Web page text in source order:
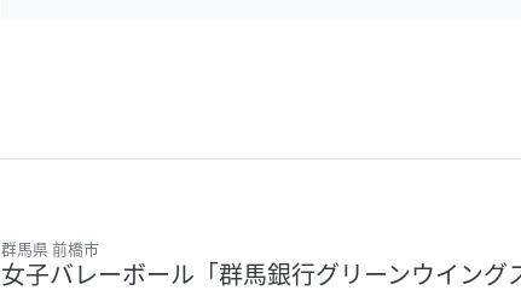
群馬県 前橋市
女子バレーボール「群馬銀行グリーンウイング